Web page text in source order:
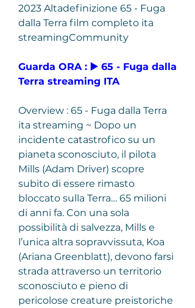
2023 Altadefinizione 65 - Fuga
dalla Terra film completo ita
streamingCommunity
Guarda ORA : ▶️ 65 - Fuga dalla
Terra streaming ITA
Overview : 65 - Fuga dalla Terra
ita streaming ~ Dopo un
incidente catastrofico su un
pianeta sconosciuto, il pilota
Mills (Adam Driver) scopre
subito di essere rimasto
bloccato sulla Terra… 65 milioni
di anni fa. Con una sola
possibilità di salvezza, Mills e
l’unica altra sopravvissuta, Koa
(Ariana Greenblatt), devono farsi
strada attraverso un territorio
sconosciuto e pieno di
pericolose creature preistoriche